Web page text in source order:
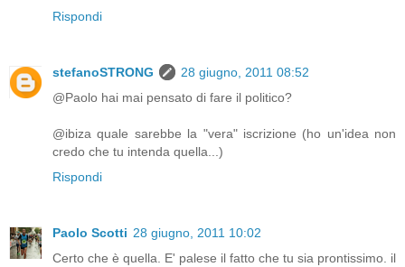
Rispondi
stefanoSTRONG
28 giugno, 2011 08:52
@Paolo hai mai pensato di fare il politico?
@ibiza quale sarebbe la "vera" iscrizione (ho un'idea non
credo che tu intenda quella...)
Rispondi
Paolo Scotti 28 giugno, 2011 10:02
Certo che è quella. E' palese il fatto che tu sia prontissimo. il